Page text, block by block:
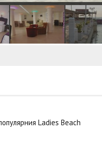
Ladies Beach